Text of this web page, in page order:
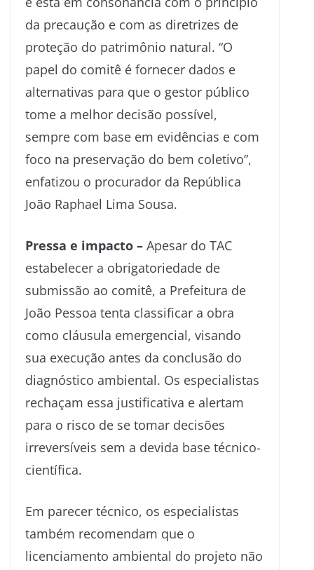
da precaução e com as diretrizes de
proteção do patrimônio natural. “O
papel do comitê é fornecer dados e
alternativas para que o gestor público
tome a melhor decisão possível,
sempre com base em evidências e com
foco na preservação do bem coletivo”,
enfatizou o procurador da República
João Raphael Lima Sousa.
Pressa e impacto – Apesar do TAC
estabelecer a obrigatoriedade de
submissão ao comitê, a Prefeitura de
João Pessoa tenta classificar a obra
como cláusula emergencial, visando
sua execução antes da conclusão do
diagnóstico ambiental. Os especialistas
rechaçam essa justificativa e alertam
para o risco de se tomar decisões
irreversíveis sem a devida base técnico-
científica.
Em parecer técnico, os especialistas
também recomendam que o
licenciamento ambiental do projeto não